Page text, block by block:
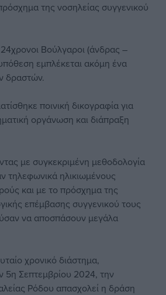
της νοσηλείας συγγενικού
Βούλγαροι (άνδρας –
εμπλέκεται ακόμη ένα
δραστών.
ποινική δικογραφία για
οργάνωση και διάπραξη
με συγκεκριμένη μεθοδολογία
τηλεφωνικά ηλικιωμένους
και με το πρόσχημα της
επέμβασης συγγενικού τους
να αποσπάσουν μεγάλα
χρονικό διάστημα,
5η Σεπτεμβρίου 2024, την
Ρόδου απασχολεί η δράση